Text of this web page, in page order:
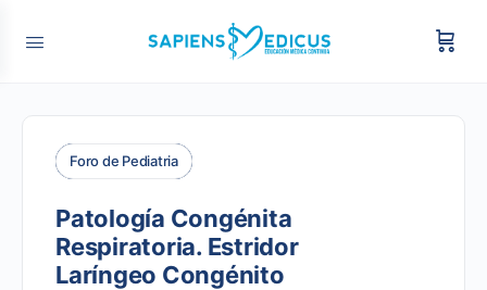
Foro de Pediatria
Patología Congénita
Respiratoria. Estridor
Laríngeo Congénito